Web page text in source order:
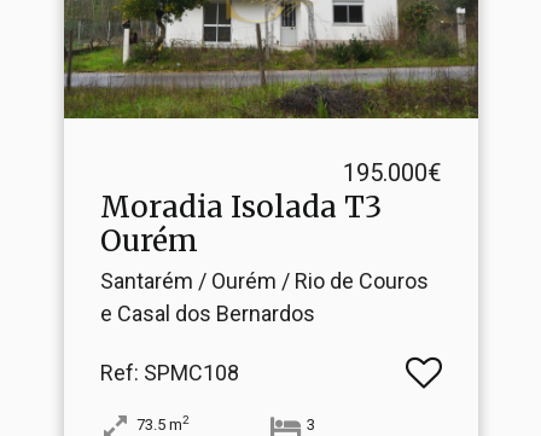
195.000€
Moradia Isolada T3
Ourém
Santarém / Ourém / Rio de Couros
e Casal dos Bernardos
Ref: SPMC108
73.5 m2 3